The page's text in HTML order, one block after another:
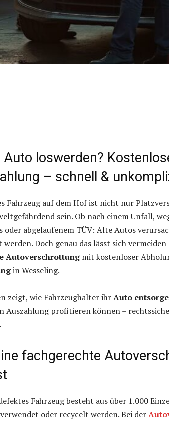
Auto loswerden?
– schnell &
Fahrzeug auf dem Hof ist nicht nur
sein. Ob nach einem Unfall,
oder abgelaufenem TÜV: Alte Autos
Doch genau das lässt sich vermeiden
Autoverschrottungmit kostenloser
in Wesseling.
zeigt, wie Fahrzeughalter ihrAuto
Auszahlung profitieren können –
fachgerechte
Fahrzeug besteht aus über 1.000
oder recycelt werden. Bei der